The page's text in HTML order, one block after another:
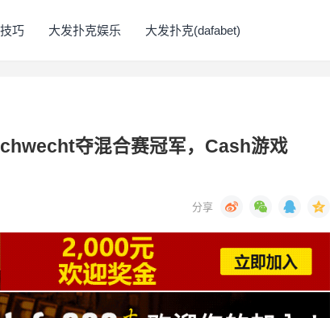
巧 大发扑克娱乐 大发扑克(dafabet)
夺混合赛冠军，Cash游戏